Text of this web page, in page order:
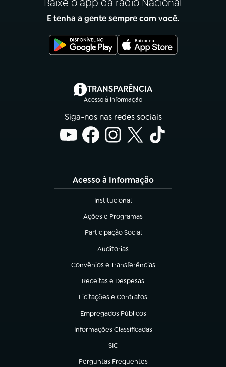
E tenha a gente sempre com você.
TRANSPARÊNCIA
Acesso à Informação
(abre em nova aba)
Siga-nos nas redes sociais
Acesso à Informação
Institucional
(abre em nova aba)
Ações e Programas
(abre em nova aba)
Participação Social
(abre em nova aba)
Auditorias
(abre em nova aba)
Convênios e Transferências
(abre em nova aba)
Receitas e Despesas
(abre em nova aba)
Licitações e Contratos
(abre em nova aba)
Empregados Públicos
(abre em nova aba)
Informações Classificadas
(abre em nova aba)
SIC
(abre em nova aba)
Perguntas Frequentes
(abre em nova aba)